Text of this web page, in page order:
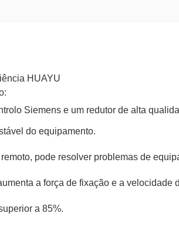
HUAYU
Siemens e um redutor de alta
do equipamento.
pode resolver problemas de
a força de fixação e a velocidade
a 85%.